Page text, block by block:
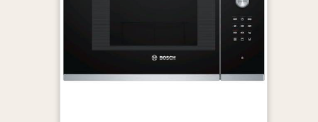
décongeler les aliments de manière
rapide et uniforme assurant leur
fraîcheur et leur texture d'origine.
Revêtement en émail Céramique
Enamel: l'intérieur du micro-ondes